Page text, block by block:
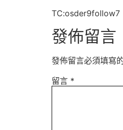
TC:osder9follow7
發佈留言
發佈留言必須填寫
留言 *